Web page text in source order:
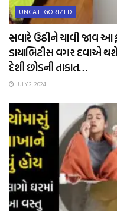
UNCATEGORIZED
સવારે ઉઠીને ચાવી જાવ આ
ડાયાબિટીસ વગર દવાએ
દેશી છોડની તાકાત…
JULY 2, 2024